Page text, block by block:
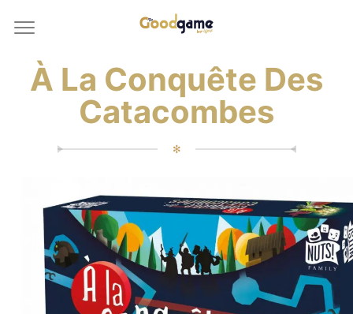
À La Conquête Des
Catacombes
✻